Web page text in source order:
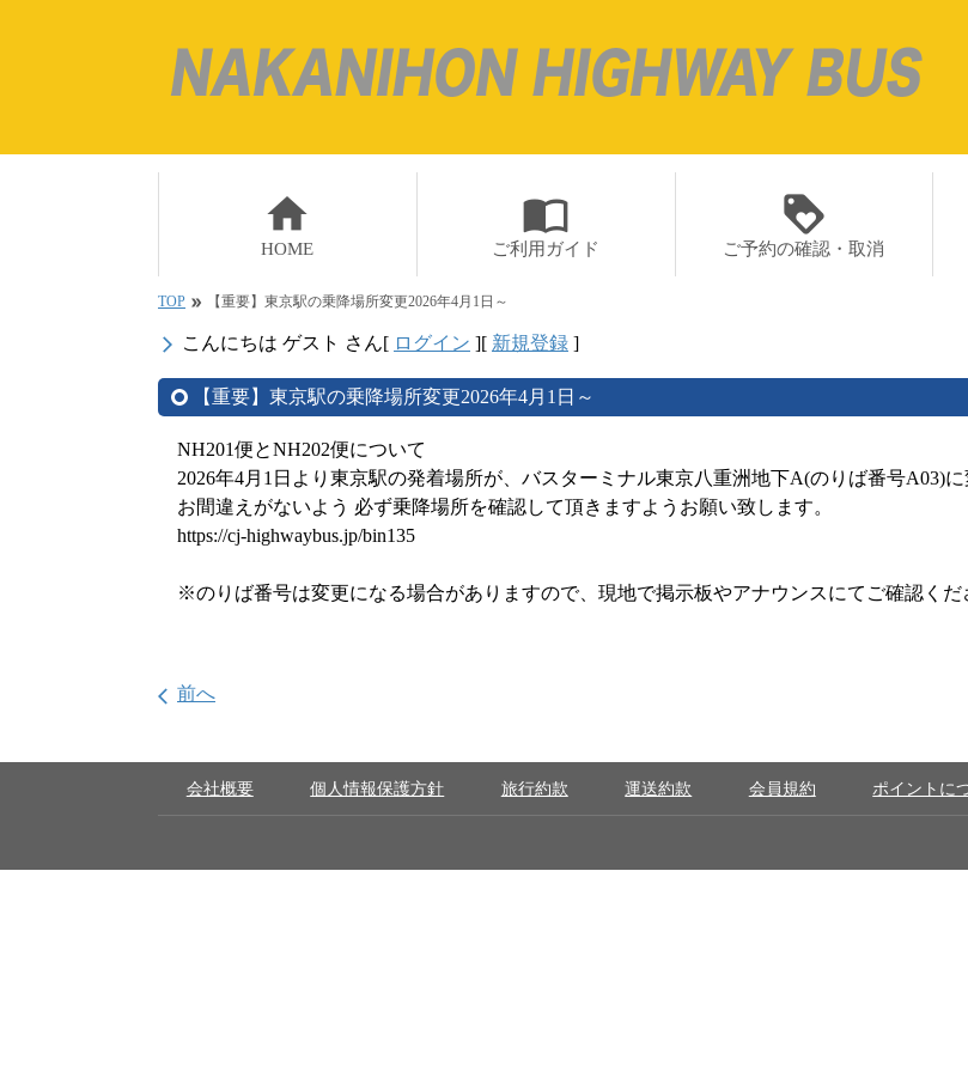
home
HOME
import_contacts
ご利用ガイド
loyalty
ご予約の確認・取消
TOP double_arrow 【重要】東京駅の乗降場所変更2026年4月1日～
arrow_forward_ios こんにちは ゲスト さん[ ログイン ][ 新規登録 ]
【重要】東京駅の乗降場所変更2026年4月1日～
NH201便とNH202便について
2026年4月1日より東京駅の発着場所が、バスターミナル東京八重洲地下A(のりば番号A03)に
お間違えがないよう 必ず乗降場所を確認して頂きますようお願い致します。
https://cj-highwaybus.jp/bin135
※のりば番号は変更になる場合がありますので、現地で掲示板やアナウンスにてご確認くだ
arrow_back_ios 前へ
会社概要 個人情報保護方針 旅行約款 運送約款 会員規約 ポイントに